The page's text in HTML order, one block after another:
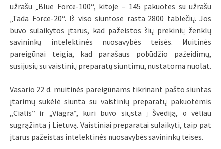
užrašu „Blue Force-100“, kitoje – 145 pakuotes su užrašu
„Tada Force-20“. Iš viso siuntose rasta 2800 tablečių. Jos
buvo sulaikytos įtarus, kad pažeistos šių prekinių ženklų
savininkų intelektinės nuosavybės teisės. Muitinės
pareigūnai teigia, kad panašaus pobūdžio pažeidimų,
susijusių su vaistinių preparatų siuntimu, nustatoma nuolat.
Vasario 22 d. muitinės pareigūnams tikrinant pašto siuntas
įtarimų sukėlė siunta su vaistinių preparatų pakuotėmis
„Cialis“ ir „Viagra“, kuri buvo siųsta į Švediją, o vėliau
sugrąžinta į Lietuvą. Vaistiniai preparatai sulaikyti, taip pat
įtarus pažeistas intelektinės nuosavybės savininkų teises.